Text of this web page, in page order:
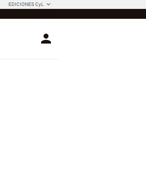
EDICIONES CyL
Login